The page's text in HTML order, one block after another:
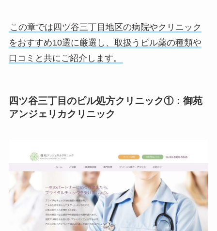
この章では四ツ谷三丁目地区の病院やクリニック
をおすすめ10選に厳選し、取扱うピル薬の種類や
口コミと共にご紹介します。
四ツ谷三丁目のピル処方クリニック①：御苑
アンジェリカクリニック